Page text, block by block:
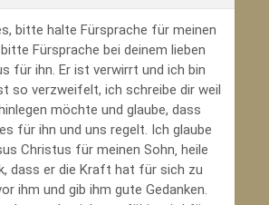
bitte halte Fürsprache für meinen
Fürsprache bei deinem lieben
für ihn. Er ist verwirrt und ich bin
so verzweifelt, ich schreibe dir weil
möchte und glaube, dass
für ihn und uns regelt. Ich glaube
Christus für meinen Sohn‚ heile
dass er die Kraft hat für sich zu
ihm und gib ihm gute Gedanken.